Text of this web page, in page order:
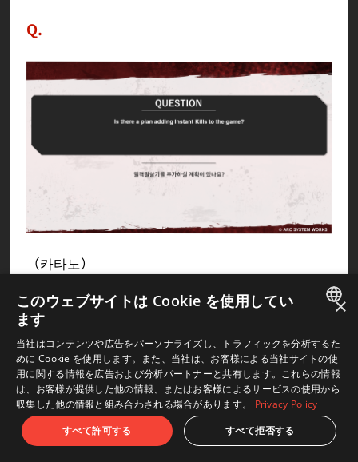
Q.
（카타노）
기를 구현하려는 예정이 있었습니다. 그러나 개발
스케줄 상, 어쩔 수 없이 구현을 미룬 바 있습니다.
그리고 저희 개발진도 같은 생각입니다만, 이전 시
리즈 내내 있었던 일격필살기 이상의 퀄리티를 기대
하고 계신다는 얘기도 듣고 있습니다. 지금 딱 잘라
서 구현 예정에 대해서는 말씀드릴 수 없지만, 여러
분의 기대에 부응하고 싶기 때문에 앞으로도 많은
응원 부탁드립니다.
ENGLISH
×
このウェブサイトは Cookie を使用してい
ます
当社はコンテンツや広告をパーソナライズし、トラフィックを分析するた
めに Cookie を使用します。また、当社は、お客様による当社サイトの使
用に関する情報を広告および分析パートナーと共有します。これらの情報
は、お客様が提供した他の情報、またはお客様によるサービスの使用から
収集した他の情報と組み合わされる場合があります。
Privacy Policy
すべて許可する
すべて拒否する